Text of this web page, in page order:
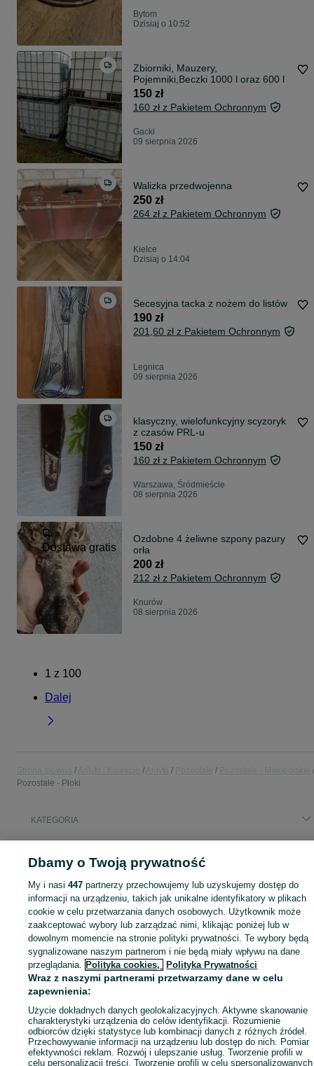
Bytom
Dzisiaj o 10:52
Zbiorniki, Mauzery,
Pojemniki,Beczki 1000 l oraz 600 l
150 zł
160 zł z Pakietem Ochronnym
Gacki
09 sierpnia 2026
Walizka przedwojenna
250 zł
264 zł z Pakietem Ochronnym
Kielce
Dzisiaj o 14:04
Secesyjna tacka z nożem do listów
190 zł
201,60 zł z Pakietem Ochronnym
Legnica
09 sierpnia 2026
klasyczny, wielofunkcyjny scyzoryk
z czasów PRL-u
150 zł
160 zł z Pakietem Ochronnym
Warszawa, Śródmieście
08 sierpnia 2026
Dostawa gratis
Ozdobne 4 żeliwne szpony pazury
orła
200 zł
212 zł z Pakietem Ochronnym
Knurów
08 sierpnia 2026
1 z 100
Dalej
Pozostałe - Płoki
KATEGORIA
Mapa kategorii
Mapa miejscowości
Mapa ministron
Popularne wyszukiwania
Dbamy o Twoją prywatność
My i nasi447 partnerzy przechowujemy lub uzyskujemy dostęp do
informacji na urządzeniu, takich jak unikalne identyfikatory w plikach
cookie w celu przetwarzania danych osobowych. Użytkownik może
zaakceptować wybory lub zarządzać nimi, klikając poniżej lub w
dowolnym momencie na stronie polityki prywatności. Te wybory będą
sygnalizowane naszym partnerom i nie będą miały wpływu na dane
przeglądania. Polityka cookies, Polityka Prywatności
Wraz z naszymi partnerami przetwarzamy dane w celu
zapewnienia:
Użycie dokładnych danych geolokalizacyjnych. Aktywne skanowanie
charakterystyki urządzenia do celów identyfikacji. Rozumienie
odbiorców dzięki statystyce lub kombinacji danych z różnych źródeł.
Przechowywanie informacji na urządzeniu lub dostęp do nich. Pomiar
efektywności reklam. Rozwój i ulepszanie usług. Tworzenie profili w
celu personalizacji treści. Tworzenie profili w celu spersonalizowanych